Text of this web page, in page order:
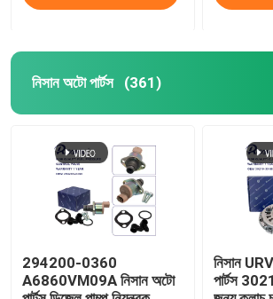
নিসান অটো পার্টস (361)
294200-0360
A6860VM09A নিসান অটো
নিসান
পার্টস